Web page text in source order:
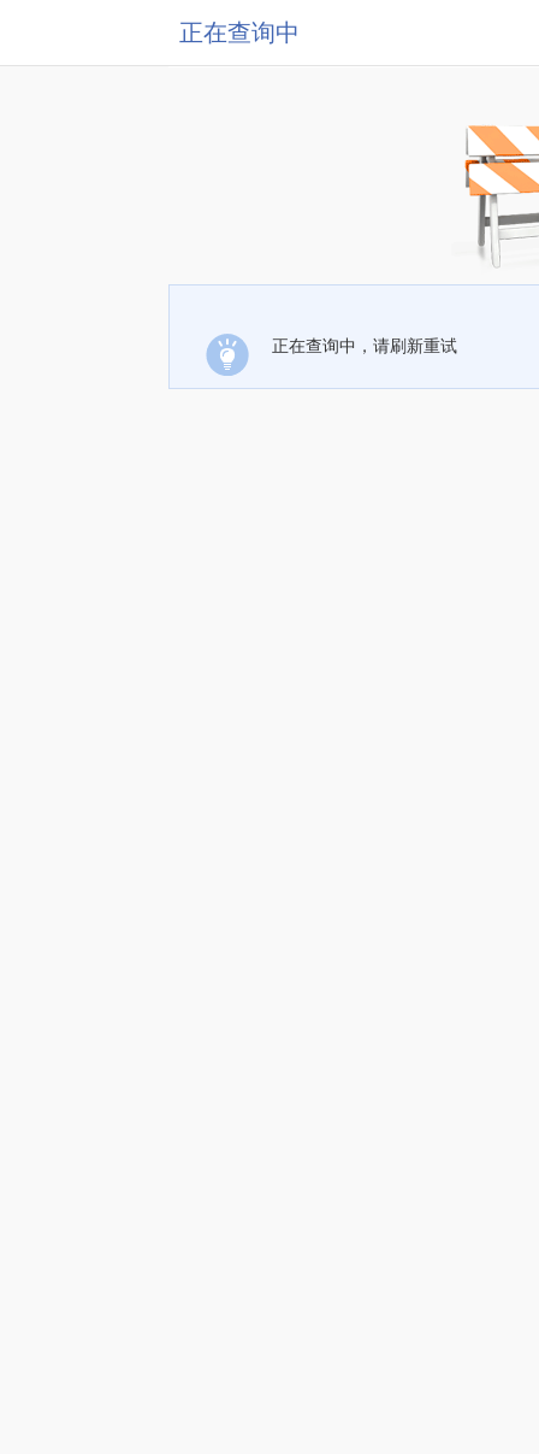
正在查询中
正在查询中，请刷新重试